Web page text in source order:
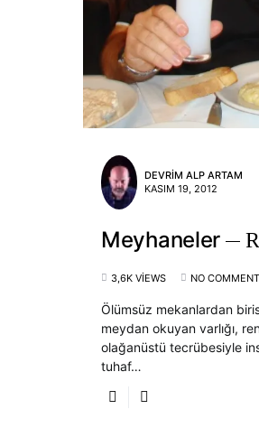
DEVRIM ALP ARTAM
KASIM 19, 2012
Meyhaneler
3,6K VIEWS NO
Ölümsüz mekanlardan
meydan okuyan varlığı,
olağanüstü tecrübesiyle
tuhaf…